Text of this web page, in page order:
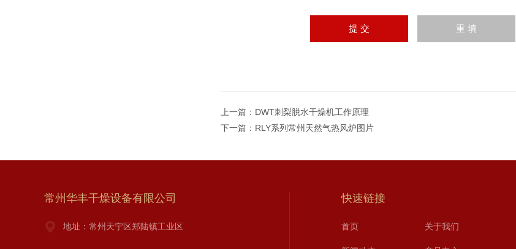
上一篇： DWT刺梨脱水干燥机工作原理
下一篇： RLY系列常州天然气热风炉图片
常州华丰干燥设备有限公司
地址：常州天宁区郑陆镇工业区
快速链接
首页 关于我们